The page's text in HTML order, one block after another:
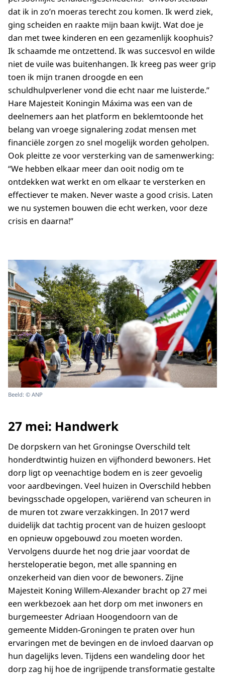
dat ik in zo’n moeras terecht zou komen. Ik werd ziek,
ging scheiden en raakte mijn baan kwijt. Wat doe je
dan met twee kinderen en een gezamenlijk koophuis?
Ik schaamde me ontzettend. Ik was succesvol en wilde
niet de vuile was buitenhangen. Ik kreeg pas weer grip
toen ik mijn tranen droogde en een
schuldhulpverlener vond die echt naar me luisterde.”
Hare Majesteit Koningin Máxima was een van de
deelnemers aan het platform en beklemtoonde het
belang van vroege signalering zodat mensen met
financiële zorgen zo snel mogelijk worden geholpen.
Ook pleitte ze voor versterking van de samenwerking:
“We hebben elkaar meer dan ooit nodig om te
ontdekken wat werkt en om elkaar te versterken en
effectiever te maken. Never waste a good crisis. Laten
we nu systemen bouwen die echt werken, voor deze
crisis en daarna!”
Beeld: © ANP
27 mei: Handwerk
De dorpskern van het Groningse Overschild telt
honderdtwintig huizen en vijfhonderd bewoners. Het
dorp ligt op veenachtige bodem en is zeer gevoelig
voor aardbevingen. Veel huizen in Overschild hebben
bevingsschade opgelopen, variërend van scheuren in
de muren tot zware verzakkingen. In 2017 werd
duidelijk dat tachtig procent van de huizen gesloopt
en opnieuw opgebouwd zou moeten worden.
Vervolgens duurde het nog drie jaar voordat de
hersteloperatie begon, met alle spanning en
onzekerheid van dien voor de bewoners. Zijne
Majesteit Koning Willem-Alexander bracht op 27 mei
een werkbezoek aan het dorp om met inwoners en
burgemeester Adriaan Hoogendoorn van de
gemeente Midden-Groningen te praten over hun
ervaringen met de bevingen en de invloed daarvan op
hun dagelijks leven. Tijdens een wandeling door het
dorp zag hij hoe de ingrijpende transformatie gestalte